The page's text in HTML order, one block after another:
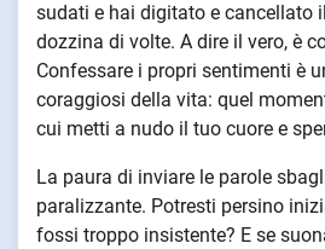
sudati e hai digitato e cancellato
dozzina di volte. A dire il vero, è
Confessare i propri sentimenti è
coraggiosi della vita: quel
cui metti a nudo il tuo cuore e
La paura di inviare le parole
paralizzante. Potresti persino
fossi troppo insistente? E se